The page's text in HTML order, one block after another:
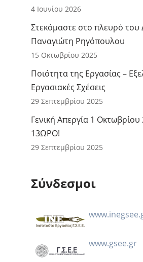
4 Ιουνίου 2026
Στεκόμαστε στο πλευρό
Παναγιώτη Ρηγόπουλου
15 Οκτωβρίου 2025
Ποιότητα της Εργασίας –
Εργασιακές Σχέσεις
29 Σεπτεμβρίου 2025
Γενική Απεργία 1
13ΩΡΟ!
29 Σεπτεμβρίου 2025
Σύνδεσμοι
www.gsee.gr